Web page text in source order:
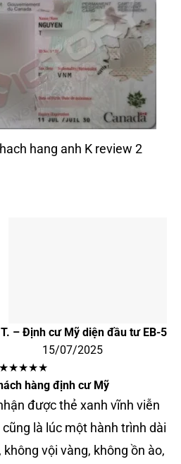
hang anh K review 2
– Định cư Mỹ diện đầu tư EB-5
15/07/2025
★★★★★
hàng định cư Mỹ
được thẻ xanh vĩnh viễn
là lúc một hành trình dài
vội vàng, không ồn ào,